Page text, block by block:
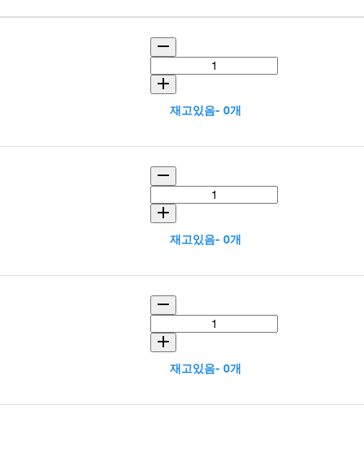
재고있음- 0개
재고있음- 0개
재고있음- 0개